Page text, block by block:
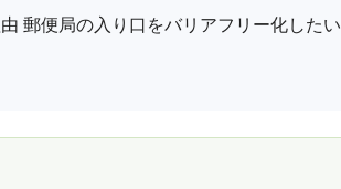
郵便局の入り口をバリアフリー化したい